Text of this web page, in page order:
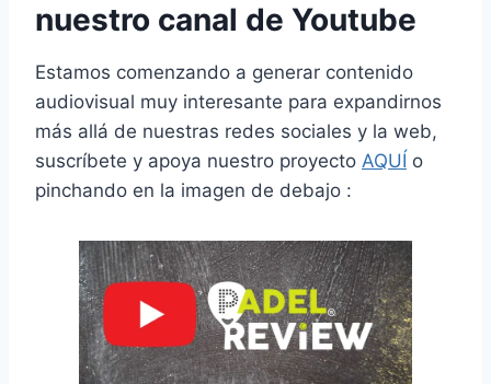
nuestro canal de Youtube
Estamos comenzando a generar contenido
audiovisual muy interesante para expandirnos
más allá de nuestras redes sociales y la web,
suscríbete y apoya nuestro proyecto AQUÍ o
pinchando en la imagen de debajo :